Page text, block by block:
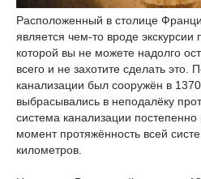
Расположенный в столице
является чем-то вроде
которой вы не можете надолго
всего и не захотите сделать это.
канализации был сооружён в
выбрасывались в неподалёку
система канализации
момент протяжённость всей
километров.